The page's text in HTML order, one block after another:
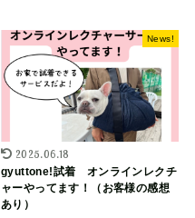
News!
2025.06.18
gyuttone!試着 オンラインレクチ
ャーやってます！（お客様の感想
あり）